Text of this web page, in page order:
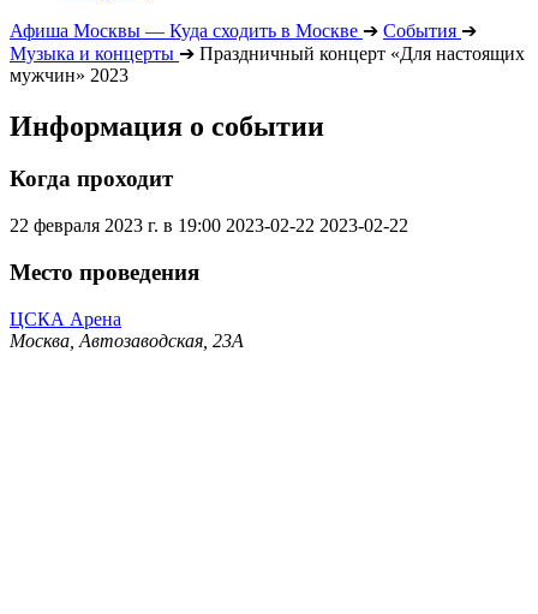
Афиша Москвы — Куда сходить в Москве ➔ События ➔
Музыка и концерты ➔ Праздничный концерт «Для настоящих
мужчин» 2023
Информация о событии
Когда проходит
22 февраля 2023 г. в 19:00 2023-02-22 2023-02-22
Место проведения
ЦСКА Арена
Москва, Автозаводская, 23А